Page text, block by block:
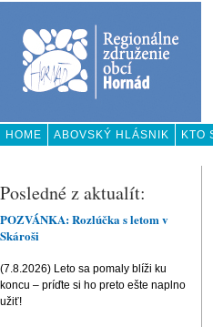
HOME ABOVSKÝ HLÁSNIK KTO
Posledné z aktualít:
POZVÁNKA: Rozlúčka s letom v
Skároši
(7.8.2026) Leto sa pomaly blíži ku
koncu – príďte si ho preto ešte naplno
užiť!